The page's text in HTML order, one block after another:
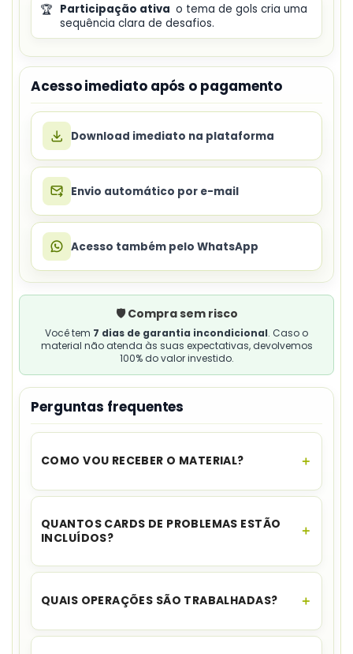
🏆 Participação ativa o tema de gols cria uma
sequência clara de desafios.
Acesso imediato após o pagamento
Download imediato na plataforma
Envio automático por e-mail
Acesso também pelo WhatsApp
🛡️ Compra sem risco
Você tem 7 dias de garantia incondicional. Caso o
material não atenda às suas expectativas, devolvemos
100% do valor investido.
Perguntas frequentes
COMO VOU RECEBER O MATERIAL?
O acesso é instantâneo.Assim que o
para download no seu e-mail e no WhatsApp,
além de ficar disponível na sua área de cliente.
QUANTOS CARDS DE PROBLEMAS ESTÃO
INCLUÍDOS?
O material traz18 cards de situações-
QUAIS OPERAÇÕES SÃO TRABALHADAS?
As propostas envolvemadição e subtração.